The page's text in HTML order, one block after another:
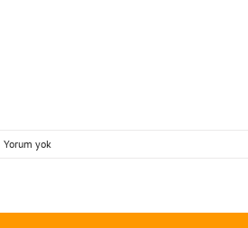
Yorum yok